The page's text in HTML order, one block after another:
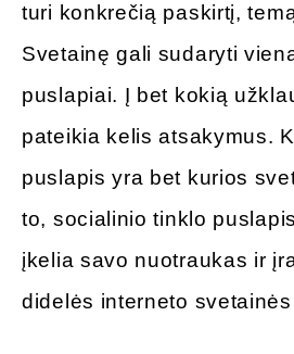
turi konkrečią paskirtį,
Svetainę gali sudaryti
puslapiai. Į bet kokią
pateikia kelis atsakymus.
puslapis yra bet kurios
to, socialinio tinklo
įkelia savo nuotraukas ir
didelės interneto